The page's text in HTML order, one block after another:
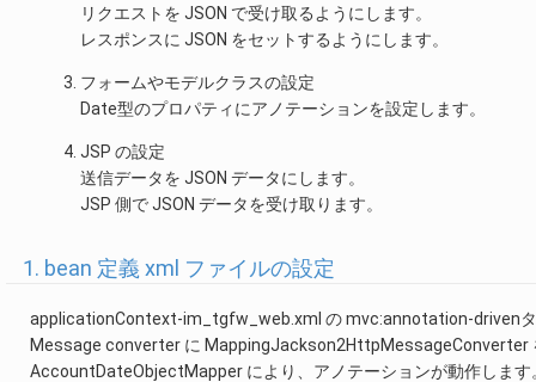
リクエストを JSON で受け取るようにします。
レスポンスに JSON をセットするようにします。
フォームやモデルクラスの設定
Date型のプロパティにアノテーションを設定します。
JSP の設定
送信データを JSON データにします。
JSP 側で JSON データを受け取ります。
1. bean 定義 xml ファイルの設定
applicationContext-im_tgfw_web.xml の mvc:annotation-driven
Message converter に
AccountDateObjectMapper により、アノテーションが動作します